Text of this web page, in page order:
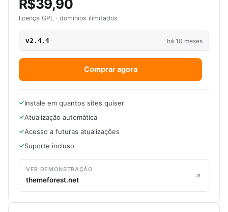
R$39,90
licença GPL · domínios ilimitados
v2.4.4 há 10 meses
Comprar agora
Instale em quantos sites quiser
Atualização automática
Acesso a futuras atualizações
Suporte incluso
VER DEMONSTRAÇÃO
themeforest.net